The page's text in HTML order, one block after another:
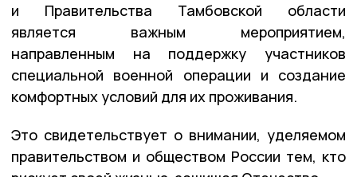
и Правительства Тамбовской области
является важным мероприятием,
направленным на поддержку участников
специальной военной операции и создание
комфортных условий для их проживания.
Это свидетельствует о внимании, уделяемом
правительством и обществом России тем, кто